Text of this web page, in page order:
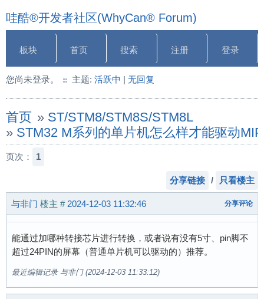
哇酷®开发者社区(WhyCan® Forum)
板块 首页 搜索 注册 登录
您尚未登录。 主题: 活跃中 | 无回复
首页 » ST/STM8/STM8S/STM8L
» STM32 M系列的单片机怎么样才能驱动
页次： 1
分享链接 / 只看楼主
与非门 楼主 # 2024-12-03 11:32:46 分享评论
能通过加哪种转接芯片进行转换，或者说有没有5寸、pin脚不
超过24PIN的屏幕（普通单片机可以驱动的）推荐。
最近编辑记录 与非门 (2024-12-03 11:33:12)